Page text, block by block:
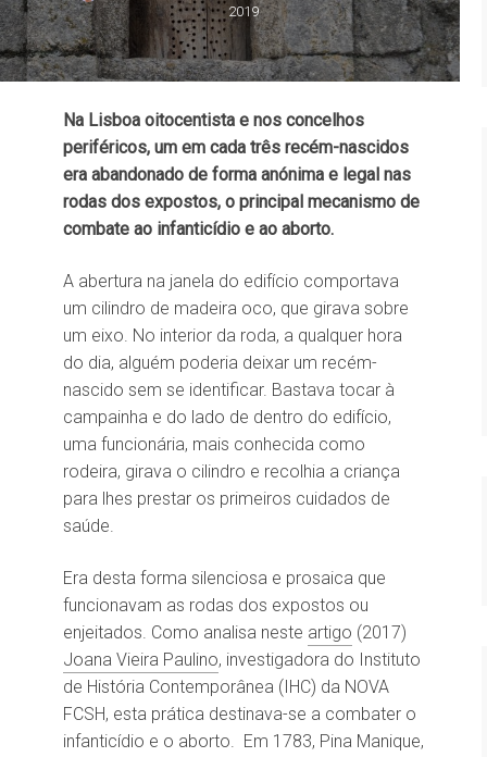
2019
Na Lisboa oitocentista e nos concelhos
periféricos, um em cada três recém-nascidos
era abandonado de forma anónima e legal nas
rodas dos expostos, o principal mecanismo de
combate ao infanticídio e ao aborto.
A abertura na janela do edifício comportava
um cilindro de madeira oco, que girava sobre
um eixo. No interior da roda, a qualquer hora
do dia, alguém poderia deixar um recém-
nascido sem se identificar. Bastava tocar à
campainha e do lado de dentro do edifício,
uma funcionária, mais conhecida como
rodeira, girava o cilindro e recolhia a criança
para lhes prestar os primeiros cuidados de
saúde.
Era desta forma silenciosa e prosaica que
funcionavam as rodas dos expostos ou
enjeitados. Como analisa neste artigo (2017)
Joana Vieira Paulino, investigadora do Instituto
de História Contemporânea (IHC) da NOVA
FCSH, esta prática destinava-se a combater o
infanticídio e o aborto. Em 1783, Pina Manique,